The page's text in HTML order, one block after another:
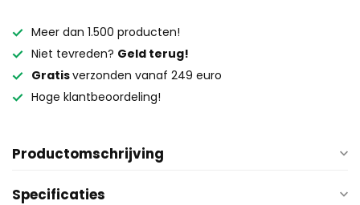
Meer dan 1.500 producten!
Niet tevreden? Geld terug!
Gratisverzonden vanaf 249 euro
Hoge klantbeoordeling!
Productomschrijving
Specificaties